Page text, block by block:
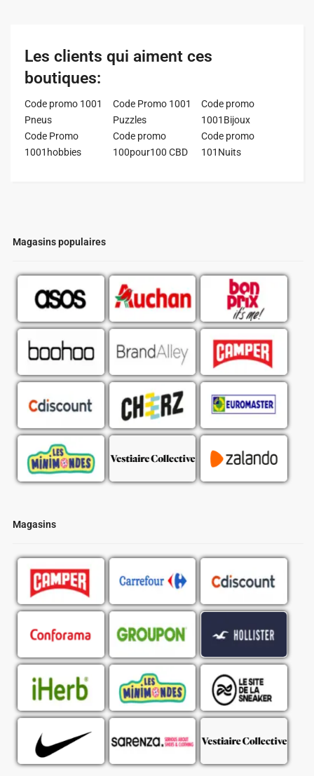
Magasins populaires
Magasins
Les clients qui aiment ces
boutiques:
Code promo 1001
Pneus
Code Promo 1001
Puzzles
Code promo
1001Bijoux
Code Promo
1001hobbies
Code promo
100pour100 CBD
Code promo
101Nuits